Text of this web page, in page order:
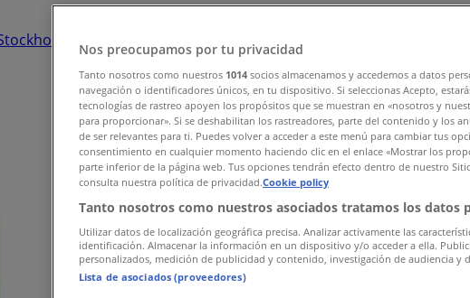
Nos preocupamos por tu privacidad
Tanto nosotros como nuestros 1014 socios almacenamos y accedemos a datos
navegación o identificadores únicos, en tu dispositivo. Si seleccionas Acepto,
tecnologías de rastreo apoyen los propósitos que se muestran en «nosotros y
para proporcionar». Si se deshabilitan los rastreadores, parte del contenido y los
de ser relevantes para ti. Puedes volver a acceder a este menú para cambiar tus
consentimiento en cualquier momento haciendo clic en el enlace «Mostrar los
parte inferior de la página web. Tus opciones tendrán efecto dentro de nuestro
consulta nuestra política de privacidad.Cookie policy
Tanto nosotros como nuestros asociados tratamos los datos
Utilizar datos de localización geográfica precisa. Analizar activamente las
identificación. Almacenar la información en un dispositivo y/o acceder a ella.
personalizados, medición de publicidad y contenido, investigación de audiencia y
Lista de asociados (proveedores)